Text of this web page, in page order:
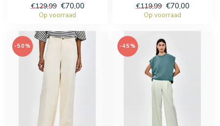
€129,99 €70,00
Op voorraad
€119,99 €70,00
Op voorraad
-50% -45%